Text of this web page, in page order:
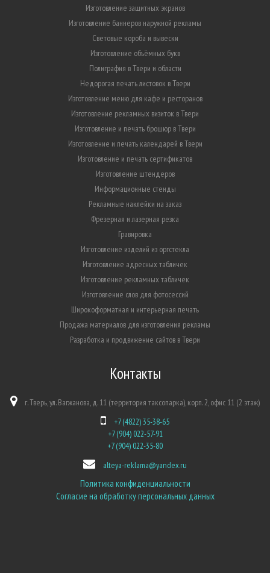
Изготовление защитных экранов
Изготовление баннеров наружной рекламы
Световые короба и вывески
Изготовление объёмных букв
Полиграфия в Твери и области
Недорогая печать листовок в Твери
Изготовление меню для кафе и ресторанов
Изготовление рекламных визиток в Твери
Изготовление и печать брошюр в Твери
Изготовление и печать календарей в Твери
Изготовление и печать сертификатов
Изготовление штендеров
Информационные стенды
Рекламные наклейки на заказ
Фрезерная и лазерная резка
Гравировка
Изготовление изделий из оргстекла
Изготовление адресных табличек
Изготовление рекламных табличек
Изготовление слов для фотосессий
Широкоформатная и интерьерная печать
Продажа материалов для изготовления рекламы
Разработка и продвижение сайтов в Твери
Контакты
г. Тверь, ул. Вагжанова, д. 11 (территория таксопарка), корп. 2, офис 11 (2 этаж)
+7 (4822) 35-38-65
+7 (904) 022-57-91
+7 (904) 022-35-80
alteya-reklama@yandex.ru
Политика конфиденциальности
Согласие на обработку персональных данных